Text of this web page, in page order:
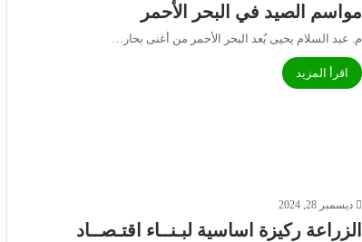
مواسم الصيد في البحر الأحمر
م. عبد السلام يحيى يُعد البحر الأحمر من أغنى بحار…
اقرأ المزيد
ديسمبر 28, 2024
الزراعة ركيزة اساسية لبـنــاء اقتـصــاد